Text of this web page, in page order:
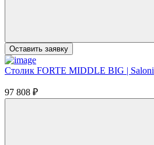
Оставить заявку
Столик FORTE MIDDLE BIG | Saloni
97 808 ₽